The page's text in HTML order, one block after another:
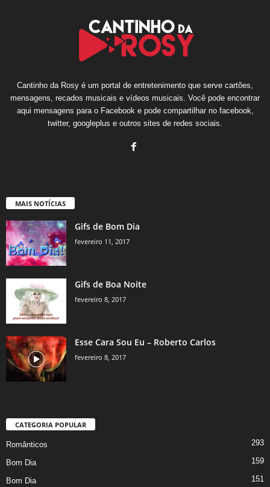
Cantinho da Rosy é um portal de entretenimento que serve cartões,
mensagens, recados musicais e vídeos musicais. Você pode encontrar
aqui mensagens para o Facebook e pode compartilhar no facebook,
twitter, googleplus e outros sites de redes sociais.
MAIS NOTÍCIAS
Gifs de Bom Dia
fevereiro 11, 2017
Gifs de Boa Noite
fevereiro 8, 2017
Esse Cara Sou Eu – Roberto Carlos
fevereiro 8, 2017
CATEGORIA POPULAR
Românticos 293
Bom Dia 159
Bom Dia 151